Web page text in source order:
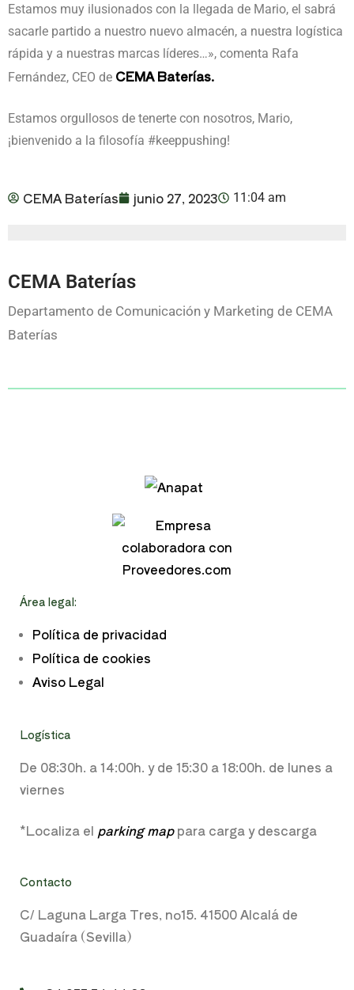
Estamos muy ilusionados con la llegada de Mario, el sabrá
sacarle partido a nuestro nuevo almacén, a nuestra logística
rápida y a nuestras marcas líderes…», comenta Rafa
Fernández, CEO de CEMA Baterías.
Estamos orgullosos de tenerte con nosotros, Mario,
¡bienvenido a la filosofía #keeppushing!
CEMA Baterías junio 27, 2023 11:04 am
CEMA Baterías
Departamento de Comunicación y Marketing de CEMA
Baterías
Área legal:
Política de privacidad
Política de cookies
Aviso Legal
Logística
De 08:30h. a14:00h. y de 15:30 a 18:00h. de lunes a
viernes
*Localiza el parking map para carga y descarga
Contacto
C/ Laguna Larga Tres, nº15. 41500 Alcalá de
Guadaíra (Sevilla)